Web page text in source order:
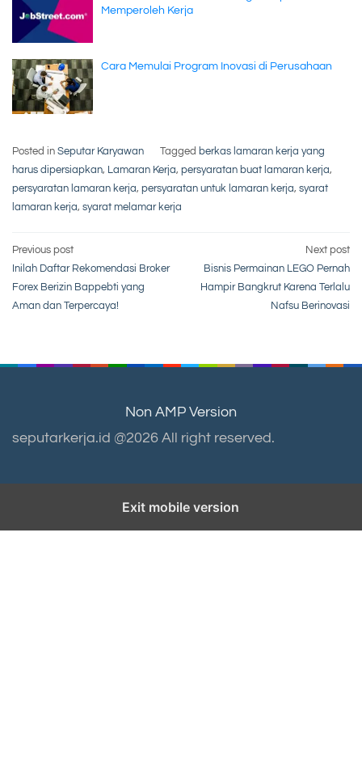
Memperoleh Kerja
Cara Memulai Program Inovasi di Perusahaan
Posted in Seputar Karyawan Tagged berkas lamaran kerja yang
harus dipersiapkan, Lamaran Kerja, persyaratan buat lamaran kerja,
persyaratan lamaran kerja, persyaratan untuk lamaran kerja, syarat
lamaran kerja, syarat melamar kerja
Post
navigation
Previous post
Inilah Daftar Rekomendasi Broker
Forex Berizin Bappebti yang
Aman dan Terpercaya!
Next post
Bisnis Permainan LEGO Pernah
Hampir Bangkrut Karena Terlalu
Nafsu Berinovasi
Non AMP Version
seputarkerja.id @2026 All right reserved.
Exit mobile version